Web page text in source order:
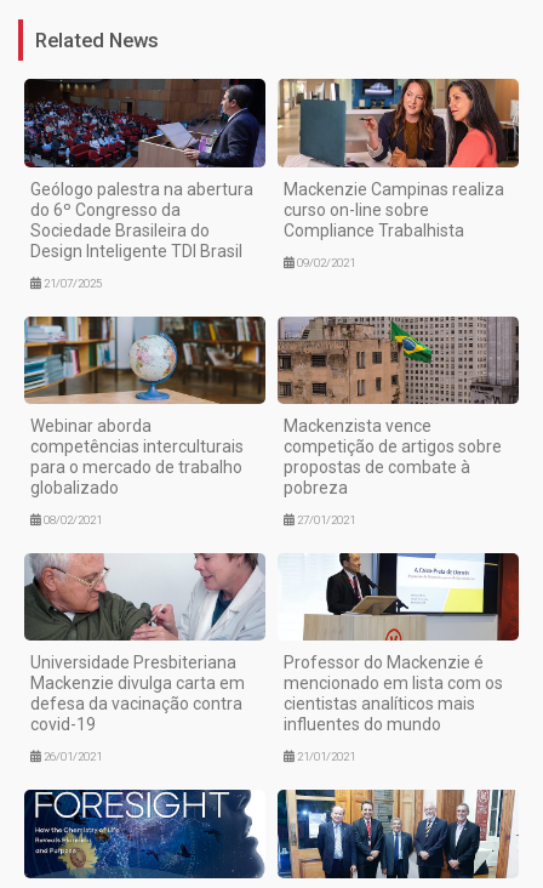
Related News
Geólogo palestra na abertura
do 6º Congresso da
Sociedade Brasileira do
Design Inteligente TDI Brasil
21/07/2025
Mackenzie Campinas realiza
curso on-line sobre
Compliance Trabalhista
09/02/2021
Webinar aborda
competências interculturais
para o mercado de trabalho
globalizado
08/02/2021
Mackenzista vence
competição de artigos sobre
propostas de combate à
pobreza
27/01/2021
Universidade Presbiteriana
Mackenzie divulga carta em
defesa da vacinação contra
covid-19
26/01/2021
Professor do Mackenzie é
mencionado em lista com os
cientistas analíticos mais
influentes do mundo
21/01/2021